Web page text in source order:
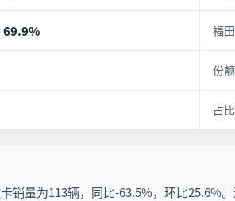
69.9% 福
份
占
销量为113辆，同比-63.5%，环比25.6%